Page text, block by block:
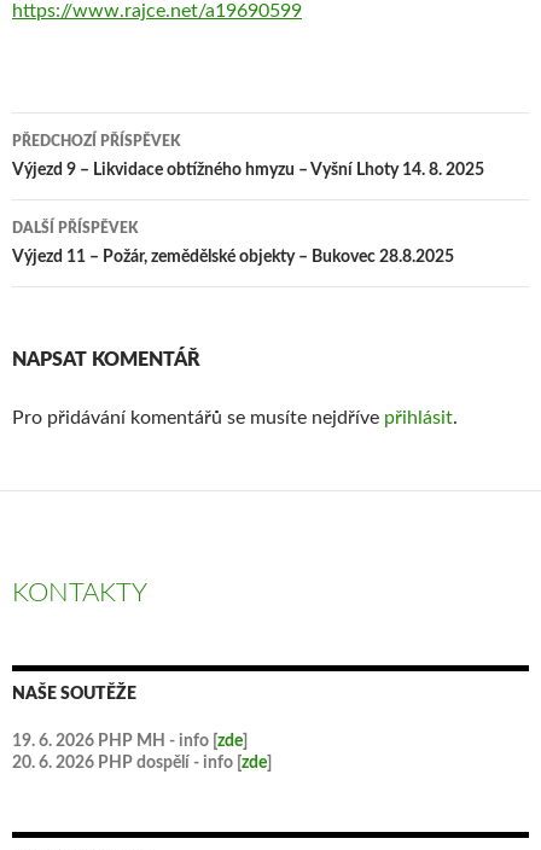
https://www.rajce.net/a19690599
Navigace pro příspěvek
PŘEDCHOZÍ PŘÍSPĚVEK
Výjezd 9 – Likvidace obtížného hmyzu – Vyšní Lhoty 14. 8. 2025
DALŠÍ PŘÍSPĚVEK
Výjezd 11 – Požár, zemědělské objekty – Bukovec 28.8.2025
NAPSAT KOMENTÁŘ
Pro přidávání komentářů se musíte nejdříve přihlásit.
KONTAKTY
NAŠE SOUTĚŽE
19. 6. 2026 PHP MH - info [ zde
20. 6. 2026 PHP dospělí - info [ zde